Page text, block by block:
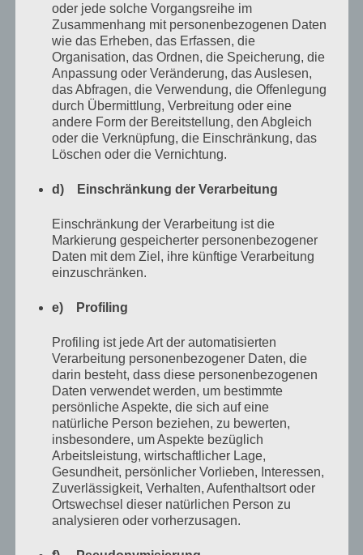
wenn, dann hoffentlich nur ein zahmer.
Rocko spinnt
Von der Mitte des Lebens und von
einer geplanten Rebellion mit Reis,
die niemals stattfand
Kommentare
Das muss sie sein, die berühmteste aller Lebenskrisen,
die Krise unter den Krisen, die im mittleren Alter ganz
Beziehung, verlässliche Freunde, eine solide Arbeit mit
ausreichendem monatlichen Einkommen, Haus, Auto,
Urlaub mit gelegentlichen Reisen außerhalb Europas,
nicht rundum gesund, aber auch noch nicht tot – alles
gute Vorraussetzungen, damit es noch ein paar
Jahrzehnte relativ problemlos so weiter geht,
zumindest was die eben aufgezählten Faktoren angeht.
Und das ist das Problem an der Problemlosigkeit. Es ist
oder jede solche Vorgangsreihe im
Zusammenhang mit personenbezogenen Daten
wie das Erheben, das Erfassen, die
Organisation, das Ordnen, die Speicherung, die
Anpassung oder Veränderung, das Auslesen,
das Abfragen, die Verwendung, die Offenlegung
durch Übermittlung, Verbreitung oder eine
andere Form der Bereitstellung, den Abgleich
oder die Verknüpfung, die Einschränkung, das
Löschen oder die Vernichtung.
d) Einschränkung der Verarbeitung
Einschränkung der Verarbeitung ist die
Markierung gespeicherter personenbezogener
Daten mit dem Ziel, ihre künftige Verarbeitung
einzuschränken.
e) Profiling
Profiling ist jede Art der automatisierten
Verarbeitung personenbezogener Daten, die
darin besteht, dass diese personenbezogenen
Daten verwendet werden, um bestimmte
persönliche Aspekte, die sich auf eine
natürliche Person beziehen, zu bewerten,
insbesondere, um Aspekte bezüglich
Arbeitsleistung, wirtschaftlicher Lage,
Gesundheit, persönlicher Vorlieben, Interessen,
Zuverlässigkeit, Verhalten, Aufenthaltsort oder
Ortswechsel dieser natürlichen Person zu
analysieren oder vorherzusagen.